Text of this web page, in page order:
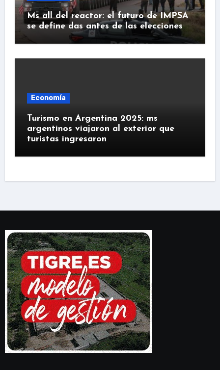
Ms all del reactor: el futuro de IMPSA
se define das antes de las elecciones
Economía
Turismo en Argentina 2025: ms
argentinos viajaron al exterior que
turistas ingresaron